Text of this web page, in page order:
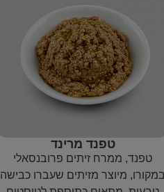
טפנד מרינד
טפנד, ממרח זיתים פרובנסאלי
במקורו, מיוצר מזיתים שעברו כבישה